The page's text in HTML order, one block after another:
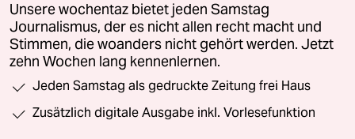
Unsere wochentaz bietet jeden Samstag
Journalismus, der es nicht allen recht macht und
Stimmen, die woanders nicht gehört werden. Jetzt
zehn Wochen lang kennenlernen.
Jeden Samstag als gedruckte Zeitung frei Haus
Zusätzlich digitale Ausgabe inkl. Vorlesefunktion